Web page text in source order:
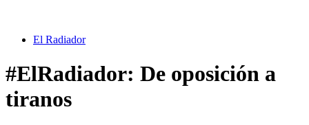
El Radiador
#ElRadiador: De oposición a
tiranos